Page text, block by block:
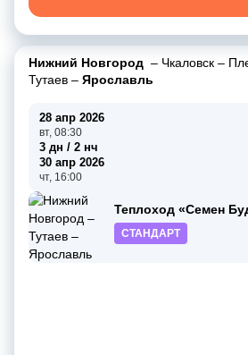
Нижний Новгород – Чкаловск –
Тутаев – Ярославль
28 апр 2026
вт, 08:30
3 дн / 2 нч
30 апр 2026
чт, 16:00
Теплоход «Семен
СТАНДАРТ